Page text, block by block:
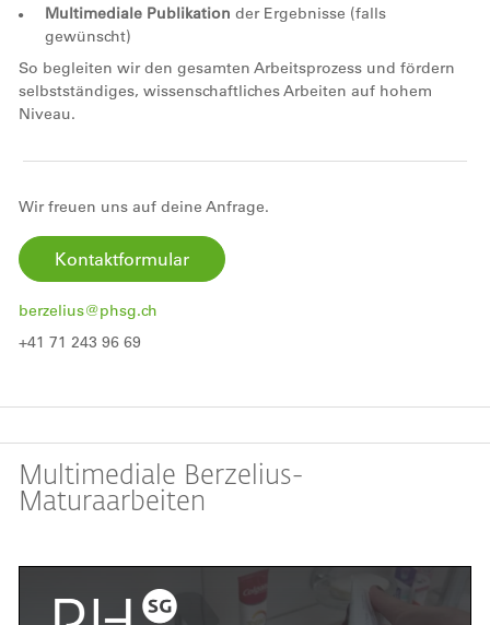
Multimediale Publikation der Ergebnisse (falls
gewünscht)
So begleiten wir den gesamten Arbeitsprozess und fördern
selbstständiges, wissenschaftliches Arbeiten auf hohem
Niveau.
Wir freuen uns auf deine Anfrage.
Kontaktformular
berzelius@phsg.ch
+41 71 243 96 69
Multimediale Berzelius-
Maturaarbeiten